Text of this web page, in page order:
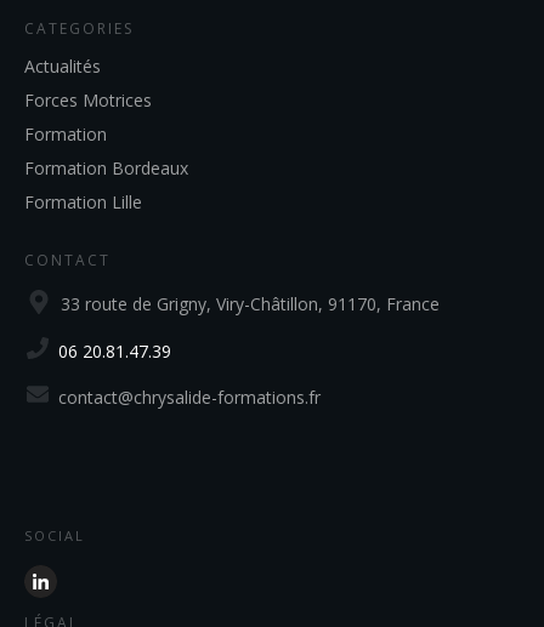
CATEGORIES
Actualités
Forces Motrices
Formation
Formation Bordeaux
Formation Lille
CONTACT
33 route de Grigny, Viry-Châtillon, 91170, France
06 20.81.47.39
contact@chrysalide-formations.fr
SOCIAL